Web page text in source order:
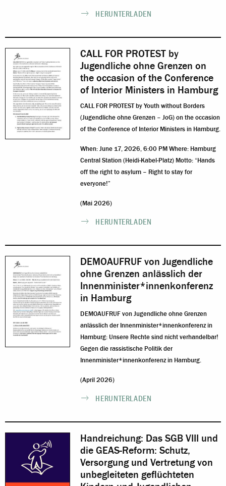
HERUNTERLADEN
CALL FOR PROTEST by
Jugendliche ohne Grenzen on
the occasion of the Conference
of Interior Ministers in Hamburg
CALL FOR PROTEST by Youth without Borders
(Jugendliche ohne Grenzen – JoG) on the occasion
of the Conference of Interior Ministers in Hamburg.
When: June 17, 2026, 6:00 PM Where: Hamburg
Central Station (Heidi-Kabel-Platz) Motto: “Hands
off the right to asylum – Right to stay for
everyone!”
(Mai 2026)
HERUNTERLADEN
DEMOAUFRUF von Jugendliche
ohne Grenzen anlässlich der
Innenminister*innenkonferenz
in Hamburg
DEMOAUFRUF von Jugendliche ohne Grenzen
anlässlich der Innenminister*innenkonferenz in
Hamburg: Unsere Rechte sind nicht verhandelbar!
Gegen die rassistische Politik der
Innenminister*innenkonferenz in Hamburg.
(April 2026)
HERUNTERLADEN
Handreichung: Das SGB VIII und
die GEAS-Reform: Schutz,
Versorgung und Vertretung von
unbegleiteten geflüchteten